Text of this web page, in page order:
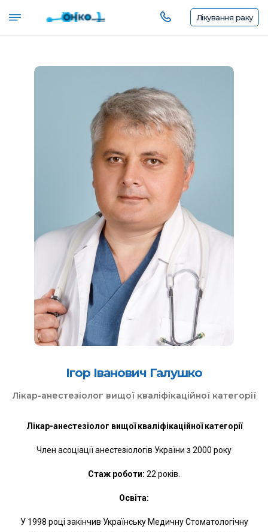
Лікування раку
Ігор Іванович Галушко
Лікар-анестезіолог вищої кваліфікаційної категорії
Лікар-анестезіолог вищої кваліфікаційної категорії
Член асоціації анестезіологів України з 2000 року
Стаж роботи: 22 років.
Освіта:
У 1998 році закінчив Українську Медичну Стоматологічну